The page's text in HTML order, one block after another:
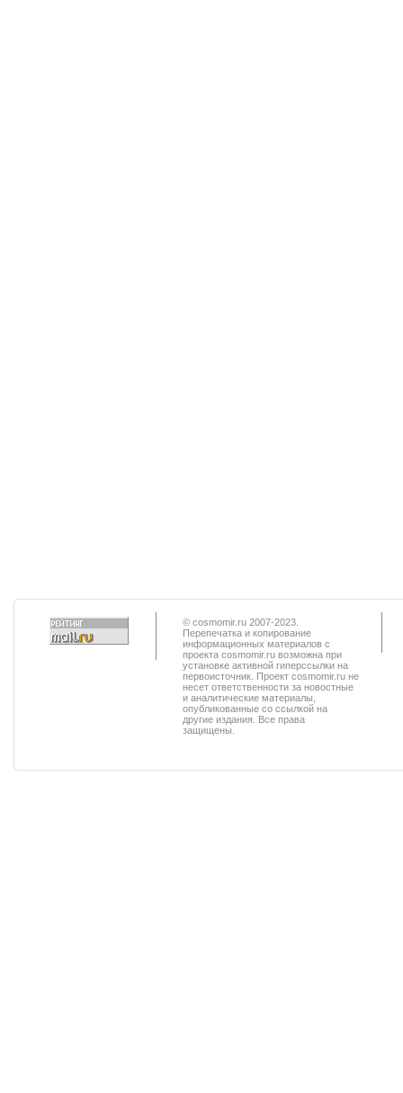
© cosmomir.ru 2007-2023.
Перепечатка и копирование
информационных материалов с
проекта cosmomir.ru возможна при
установке активной гиперссылки на
первоисточник. Проект cosmomir.ru не
несет ответственности за новостные
и аналитические материалы,
опубликованные со ссылкой на
другие издания. Все права
защищены.